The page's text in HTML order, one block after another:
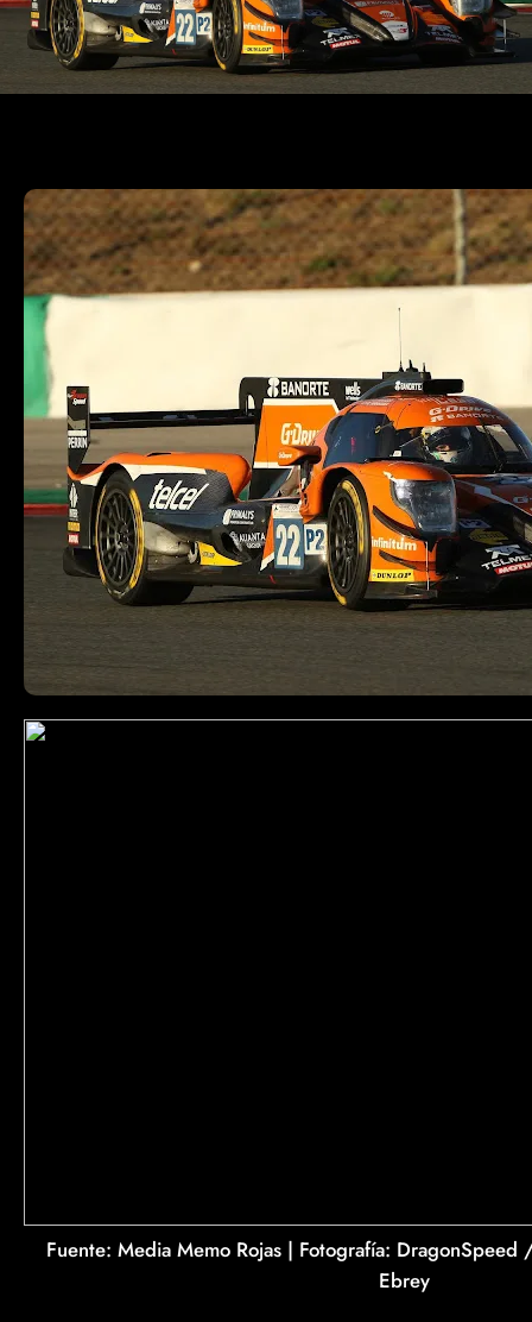
Fuente: Media Memo Rojas | Fotografía:
Ebrey